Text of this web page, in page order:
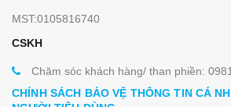
MST:0105816740
CSKH
Chăm sóc khách hàng/ than phiền:
CHÍNH SÁCH BẢO VỆ THÔNG TIN CÁ